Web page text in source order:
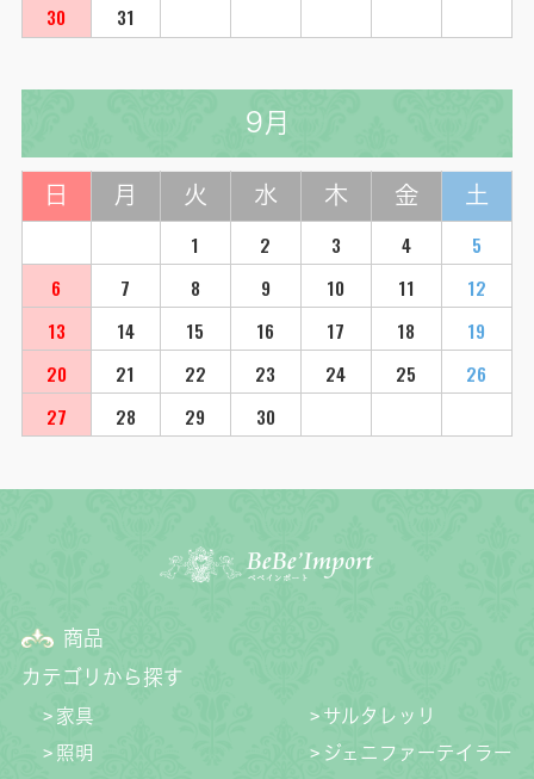
30
31
9月
日 月 火 水 木 金 土
1 2 3 4
5
6
7 8 9 10 11
12
13
14 15 16 17 18
19
20
21 22 23 24 25
26
27
28 29 30
商品
カテゴリから探す
家具
照明
サルタレッリ
ジェニファーテイラー